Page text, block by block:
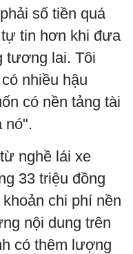
số tiền quá
tin hơn khi đưa
tương lai. Tôi
nhiều hậu
có nền tảng tài
nó".
nghề lái xe
33 triệu đồng
chi phí nền
nội dung trên
có thêm lượng